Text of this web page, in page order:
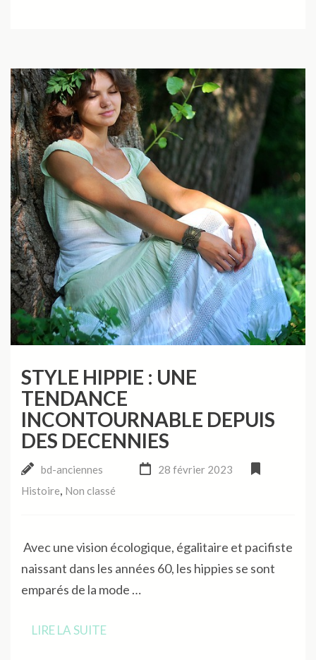
STYLE HIPPIE : UNE
TENDANCE
INCONTOURNABLE DEPUIS
DES DECENNIES
bd-anciennes
28 février 2023
Histoire, Non classé
Avec une vision écologique, égalitaire et pacifiste
naissant dans les années 60, les hippies se sont
emparés de la mode …
LIRE LA SUITE